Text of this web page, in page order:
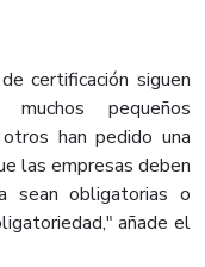
certificación siguen
pequeños
han pedido una
las empresas deben
sean obligatorias o
añade el